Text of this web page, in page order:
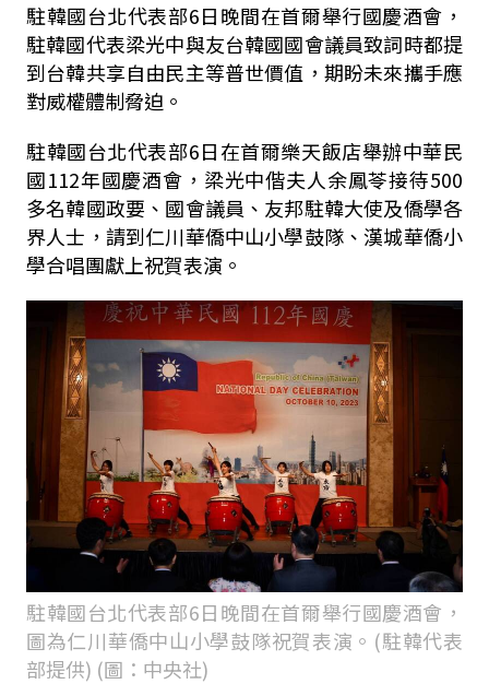
駐韓國台北代表部6日晚間在首爾舉行國慶酒會，
駐韓國代表梁光中與友台韓國國會議員致詞時都提
到台韓共享自由民主等普世價值，期盼未來攜手應
對威權體制脅迫。
駐韓國台北代表部6日在首爾樂天飯店舉辦中華民
國112年國慶酒會，梁光中偕夫人余鳳苓接待500
多名韓國政要、國會議員、友邦駐韓大使及僑學各
界人士，請到仁川華僑中山小學鼓隊、漢城華僑小
學合唱團獻上祝賀表演。
駐韓國台北代表部6日晚間在首爾舉行國慶酒會，
圖為仁川華僑中山小學鼓隊祝賀表演。(駐韓代表
部提供) (圖：中央社)